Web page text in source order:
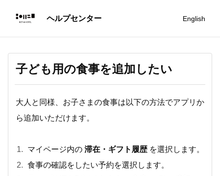
English
子ども用の食事を追加したい
大人と同様、お子さまの食事は以下の方法でアプリか
ら追加いただけます。
マイページ内の 滞在・ギフト履歴を選択します。
食事の確認をしたい予約を選択します。